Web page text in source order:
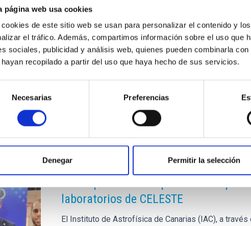
página web usa cookies
cookies de este sitio web se usan para personalizar el contenido y
el tráfico. Además, compartimos información sobre el uso que
sociales, publicidad y análisis web, quienes pueden combinarla
hayan recopilado a partir del uso que haya hecho de sus servicios.
Necesarias Preferencias
Denegar Permitir la selección
Un equipo internacional de investigación, liderado
Laguna (ULL), ha hallado una explicación
chorro en la atmósfera solar, conocidas como
por los telescopios solares de la NASA,
corona solar a temperaturas superiores a un millón
Fecha de publicación 21/04/2026 - 10:20:02
NOTA DE PRENSA
El IAC presenta en Space Tech Expo
laboratorios de CELESTE
El Instituto de Astrofísica de Canarias (IAC), a